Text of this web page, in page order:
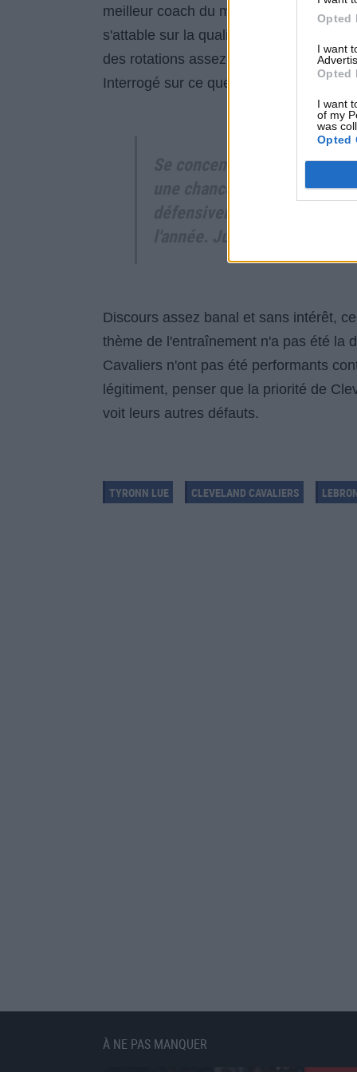
Opted
I want
Opted
I want
of my
was
Opted
meilleur coach du monde, mais on
s'attable sur la qualité du jeu des
des rotations assez peu élaborées.
Interrogé sur ce que doivent travailler
Se concentrer davantage
une chance de progresser
l'année. Juste continuer à
Discours assez banal et sans intérêt,
thème de l'entraînement n'a pas été la
Cavaliers n'ont pas été performants
légitiment, penser que la priorité de
voit leurs autres défauts.
TYRONN LUE CLEVELAND CAVALIERS
À NE PAS MANQUER